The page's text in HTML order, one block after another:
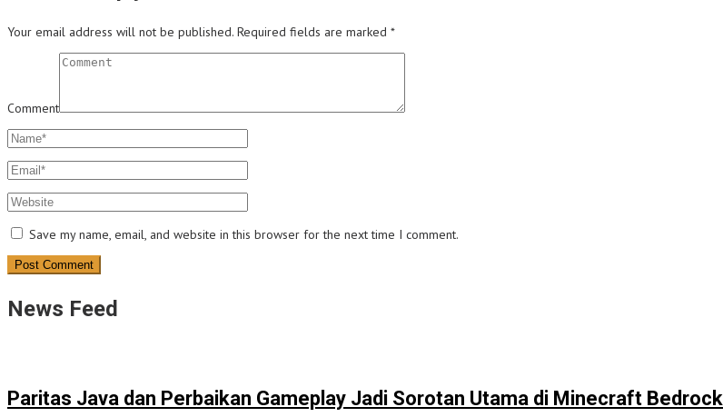
Your email address will not be published. Required fields are marked *
Comment
Save my name, email, and website in this browser for the next time I comment.
News Feed
Paritas Java dan Perbaikan Gameplay Jadi Sorotan Utama di Minecraft